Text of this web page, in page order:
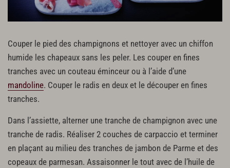
Couper le pied des champignons et nettoyer avec un chiffon
humide les chapeaux sans les peler. Les couper en fines
tranches avec un couteau éminceur ou à l’aide d’une
mandoline. Couper le radis en deux et le découper en fines
tranches.
Dans l’assiette, alterner une tranche de champignon avec une
tranche de radis. Réaliser 2 couches de carpaccio et terminer
en plaçant au milieu des tranches de jambon de Parme et des
copeaux de parmesan. Assaisonner le tout avec de l’huile de